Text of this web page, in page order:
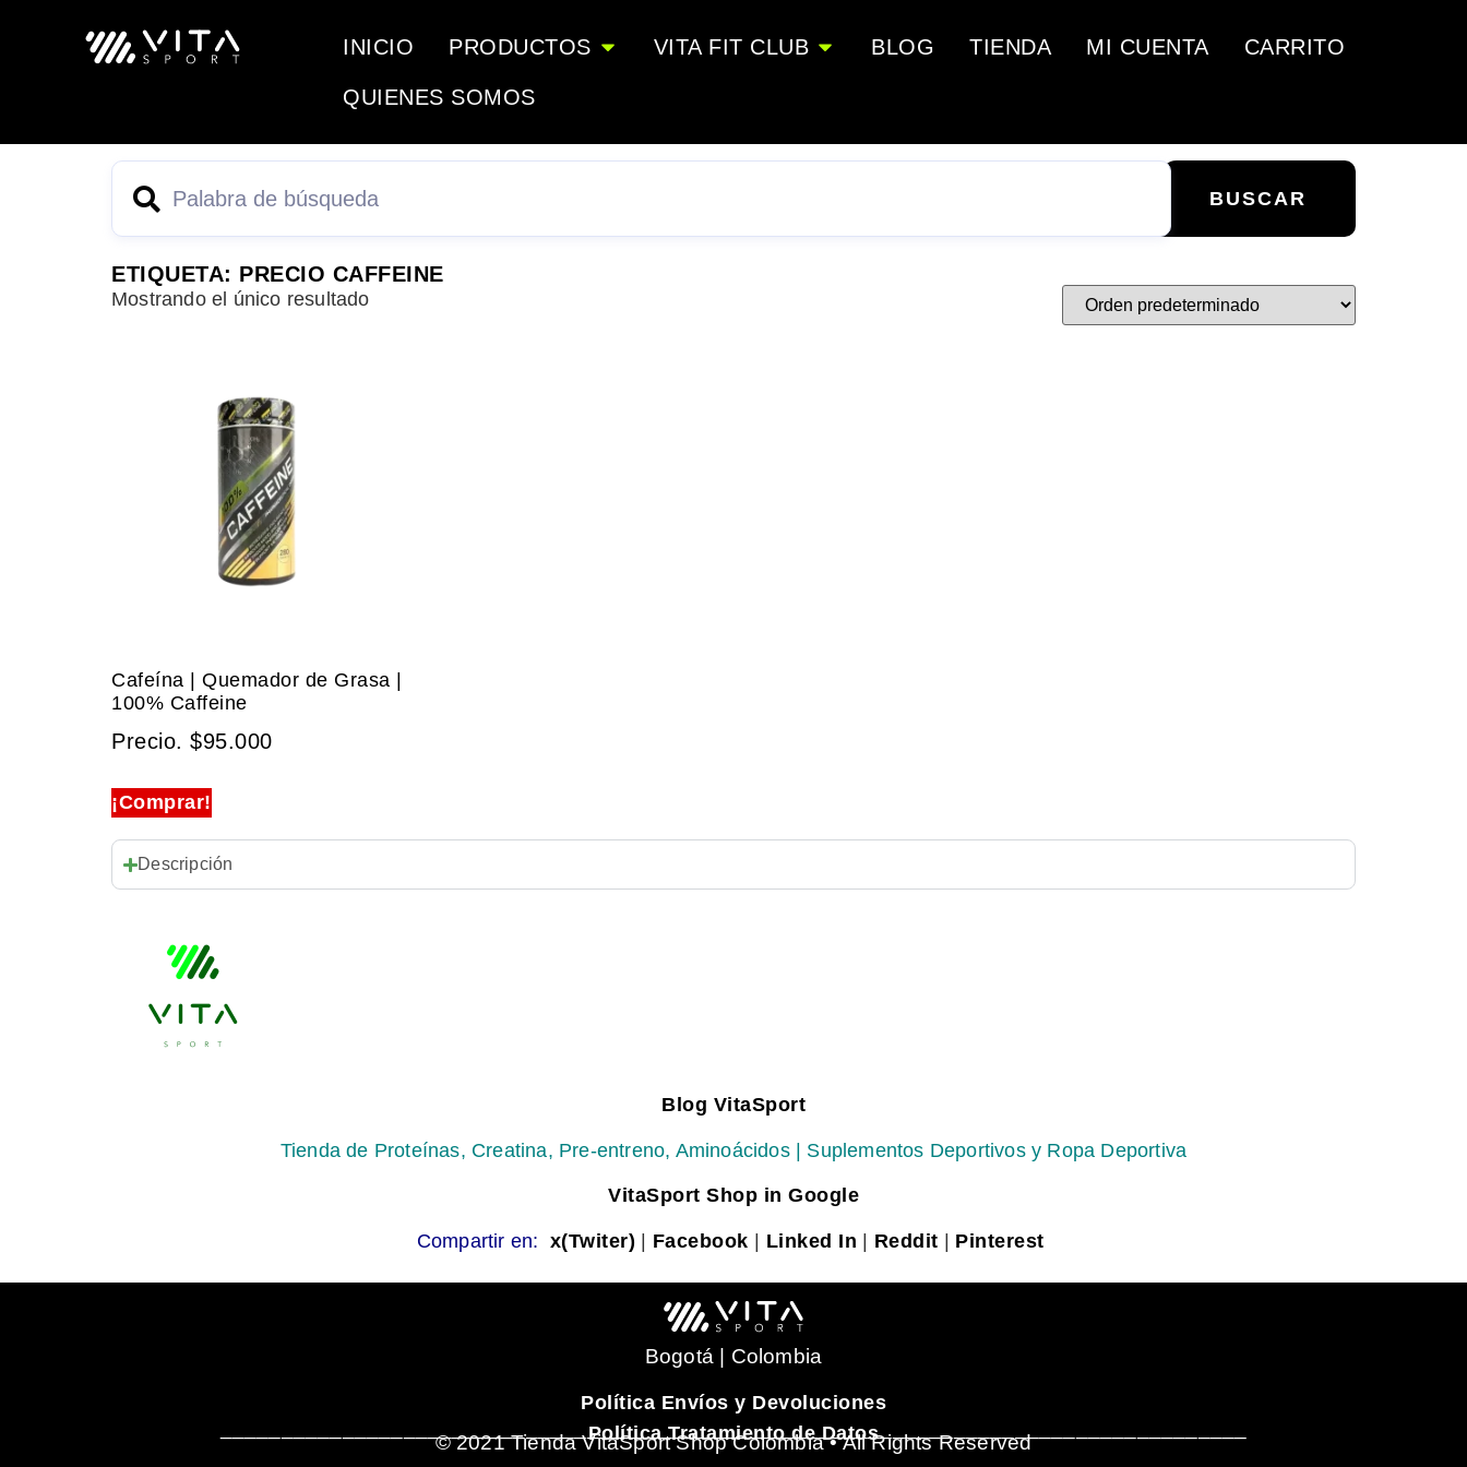
INICIO PRODUCTOS VITA FIT CLUB BLOG TIENDA MI CUENTA CARRITO
QUIENES SOMOS
BUSCAR
ETIQUETA: PRECIO CAFFEINE
Mostrando el único resultado
Cafeína | Quemador de Grasa |
100% Caffeine
Precio. $95.000
¡Comprar!
Descripción
Blog VitaSport
Tienda de Proteínas, Creatina, Pre-entreno, Aminoácidos | Suplementos Deportivos y Ropa Deportiva
VitaSport Shop in Google
Compartir en: x(Twiter) | Facebook | Linked In | Reddit | Pinterest
Bogotá | Colombia
Política Envíos y Devoluciones
Política Tratamiento de Datos
____________________________________________________________________________________
© 2021 Tienda VitaSport Shop Colombia • All Rights Reserved